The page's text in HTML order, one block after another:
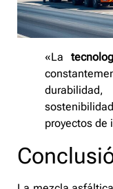
«La
proyectos de